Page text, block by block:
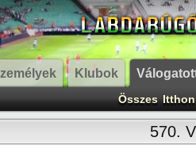
Klubok
Összes Itthon
570.